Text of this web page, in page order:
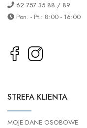
62 757 35 88 / 89
Pon. - Pt.: 8:00 - 16:00
STREFA KLIENTA
MOJE DANE OSOBOWE